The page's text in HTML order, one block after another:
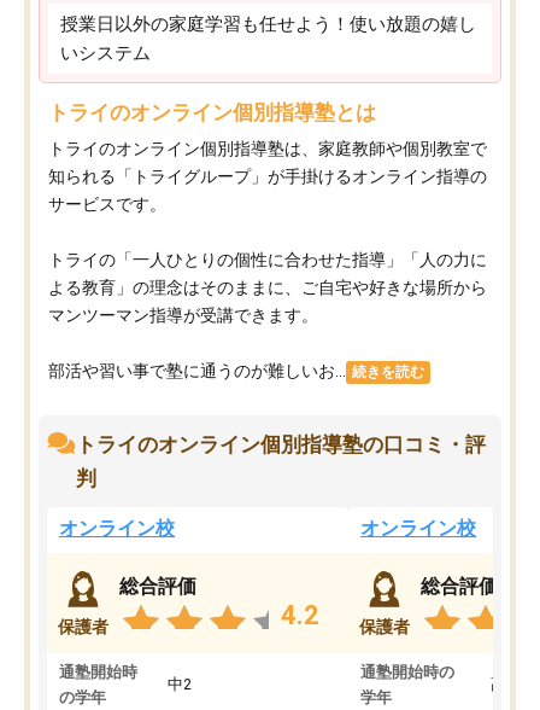
授業日以外の家庭学習も任せよう！使い放題の嬉し
いシステム
トライのオンライン個別指導塾とは
トライのオンライン個別指導塾は、家庭教師や個別教室で
知られる「トライグループ」が手掛けるオンライン指導の
サービスです。
トライの「一人ひとりの個性に合わせた指導」「人の力に
よる教育」の理念はそのままに、ご自宅や好きな場所から
マンツーマン指導が受講できます。
部活や習い事で塾に通うのが難しいお... 続きを読む
トライのオンライン個別指導塾の口コミ・評
判
オンライン校
保護者
総合評価
4.2
通塾開始時
の学年
中2
オンライン校
保護者
総合評価
通塾開始時の
学年
高3